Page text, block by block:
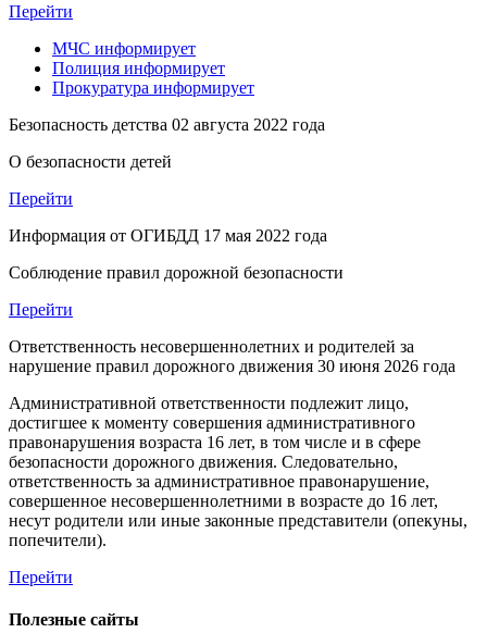
Перейти
МЧС информирует
Полиция информирует
Прокуратура информирует
Безопасность детства 02 августа 2022 года
О безопасности детей
Перейти
Информация от ОГИБДД 17 мая 2022 года
Соблюдение правил дорожной безопасности
Перейти
Ответственность несовершеннолетних и родителей за
нарушение правил дорожного движения 30 июня 2026 года
Административной ответственности подлежит лицо,
достигшее к моменту совершения административного
правонарушения возраста 16 лет, в том числе и в сфере
безопасности дорожного движения. Следовательно,
ответственность за административное правонарушение,
совершенное несовершеннолетними в возрасте до 16 лет,
несут родители или иные законные представители (опекуны,
попечители).
Перейти
Полезные сайты